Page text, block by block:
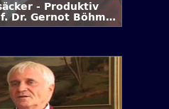
- Produktiv
Dr. Gernot Böhme